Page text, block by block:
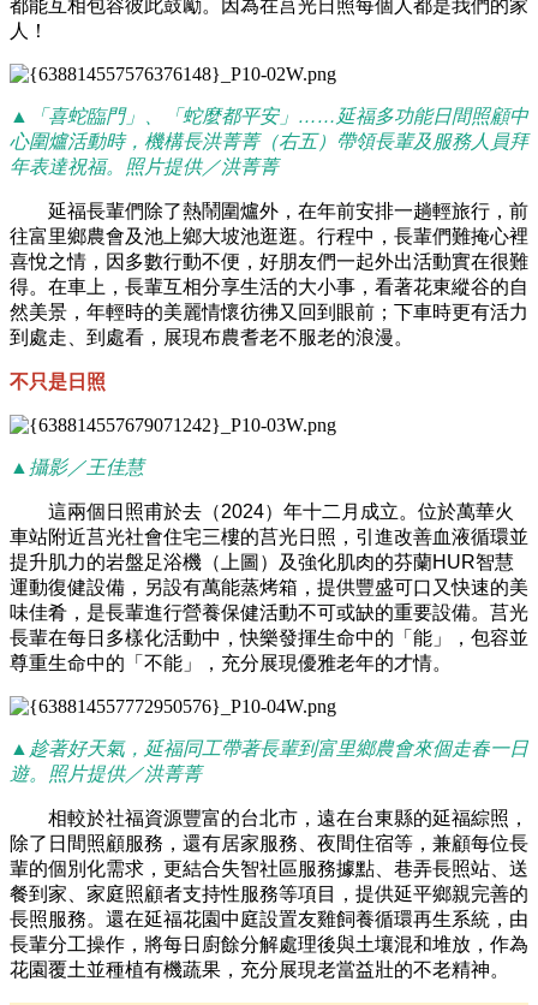
都能互相包容彼此鼓勵。因為在莒光日照每個人都是我們的家
人！
▲「喜蛇臨門」、「蛇麼都平安」……延福多功能日間照顧中
心圍爐活動時，機構長洪菁菁（右五）帶領長輩及服務人員拜
年表達祝福。照片提供／洪菁菁
延福長輩們除了熱鬧圍爐外，在年前安排一趟輕旅行，前
往富里鄉農會及池上鄉大坡池逛逛。行程中，長輩們難掩心裡
喜悅之情，因多數行動不便，好朋友們一起外出活動實在很難
得。在車上，長輩互相分享生活的大小事，看著花東縱谷的自
然美景，年輕時的美麗情懷彷彿又回到眼前；下車時更有活力
到處走、到處看，展現布農耆老不服老的浪漫。
不只是日照
▲攝影／王佳慧
這兩個日照甫於去（2024）年十二月成立。位於萬華火
車站附近莒光社會住宅三樓的莒光日照，引進改善血液循環並
提升肌力的岩盤足浴機（上圖）及強化肌肉的芬蘭HUR智慧
運動復健設備，另設有萬能蒸烤箱，提供豐盛可口又快速的美
味佳肴，是長輩進行營養保健活動不可或缺的重要設備。莒光
長輩在每日多樣化活動中，快樂發揮生命中的「能」，包容並
尊重生命中的「不能」，充分展現優雅老年的才情。
▲趁著好天氣，延福同工帶著長輩到富里鄉農會來個走春一日
遊。照片提供／洪菁菁
相較於社福資源豐富的台北市，遠在台東縣的延福綜照，
除了日間照顧服務，還有居家服務、夜間住宿等，兼顧每位長
輩的個別化需求，更結合失智社區服務據點、巷弄長照站、送
餐到家、家庭照顧者支持性服務等項目，提供延平鄉親完善的
長照服務。還在延福花園中庭設置友雞飼養循環再生系統，由
長輩分工操作，將每日廚餘分解處理後與土壤混和堆放，作為
花園覆土並種植有機蔬果，充分展現老當益壯的不老精神。